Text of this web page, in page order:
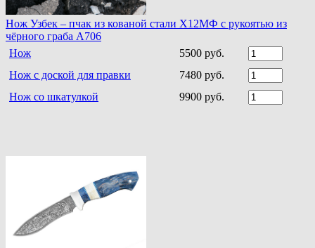
Нож Узбек – пчак из кованой стали Х12МФ с рукоятью из
чёрного граба A706
Нож
5500 руб.
Нож с доской для правки
7480 руб.
Нож со шкатулкой
9900 руб.